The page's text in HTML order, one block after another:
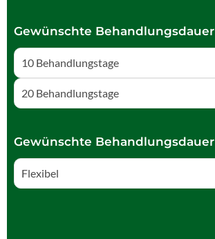
Gewünschte Behandlungsdauer
10 Behandlungstage
20 Behandlungstage
Gewünschte Behandlungsdauer
Flexibel